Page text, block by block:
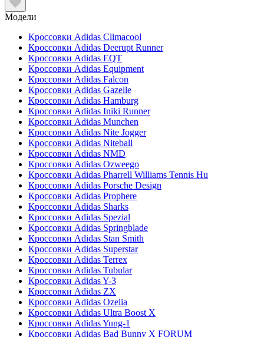
Модели
Кроссовки Adidas Climacool
Кроссовки Adidas Deerupt Runner
Кроссовки Adidas EQT
Кроссовки Adidas Equipment
Кроссовки Adidas Falcon
Кроссовки Adidas Gazelle
Кроссовки Adidas Hamburg
Кроссовки Adidas Iniki Runner
Кроссовки Adidas Munchen
Кроссовки Adidas Nite Jogger
Кроссовки Adidas Niteball
Кроссовки Adidas NMD
Кроссовки Adidas Ozweego
Кроссовки Adidas Pharrell Williams Tennis Hu
Кроссовки Adidas Porsche Design
Кроссовки Adidas Prophere
Кроссовки Adidas Sharks
Кроссовки Adidas Spezial
Кроссовки Adidas Springblade
Кроссовки Adidas Stan Smith
Кроссовки Adidas Superstar
Кроссовки Adidas Terrex
Кроссовки Adidas Tubular
Кроссовки Adidas Y-3
Кроссовки Adidas ZX
Кроссовки Adidas Ozelia
Кроссовки Adidas Ultra Boost X
Кроссовки Adidas Yung-1
Кроссовки Adidas Bad Bunny X FORUM